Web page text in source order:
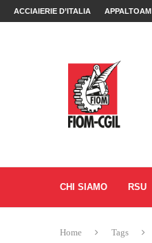
ACCIAIERIE D’ITALIA APPALTOAM
CHI SIAMO RSU
Home Tags